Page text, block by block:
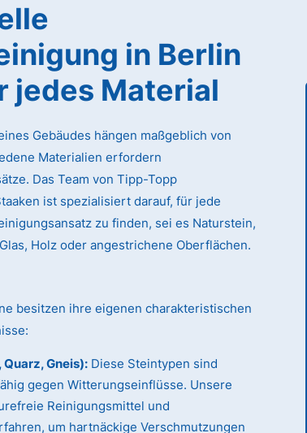
in Berlin
jedes Material
Gebäudes hängen maßgeblich von
Materialien erfordern
Das Team von Tipp-Topp
ist spezialisiert darauf, für jede
zu finden, sei es Naturstein,
Holz oder angestrichene Oberflächen.
besitzen ihre eigenen charakteristischen
Gneis): Diese Steintypen sind
gegen Witterungseinflüsse. Unsere
Reinigungsmittel und
um hartnäckige Verschmutzungen